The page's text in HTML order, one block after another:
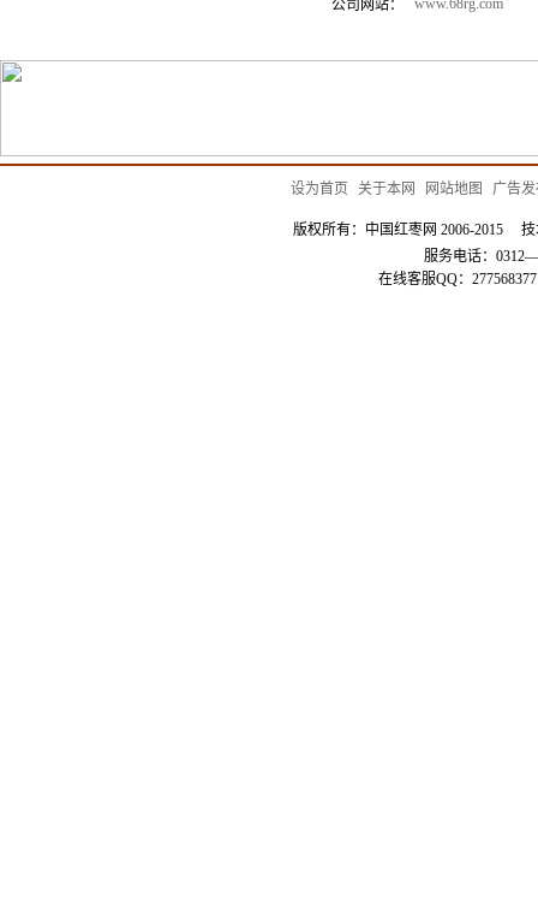
公司网站：
www.68rg.com
设为首页 关于本网 网站地图 广告发
版权所有：中国红枣网 2006-2015
服务电话：
在线客服QQ：